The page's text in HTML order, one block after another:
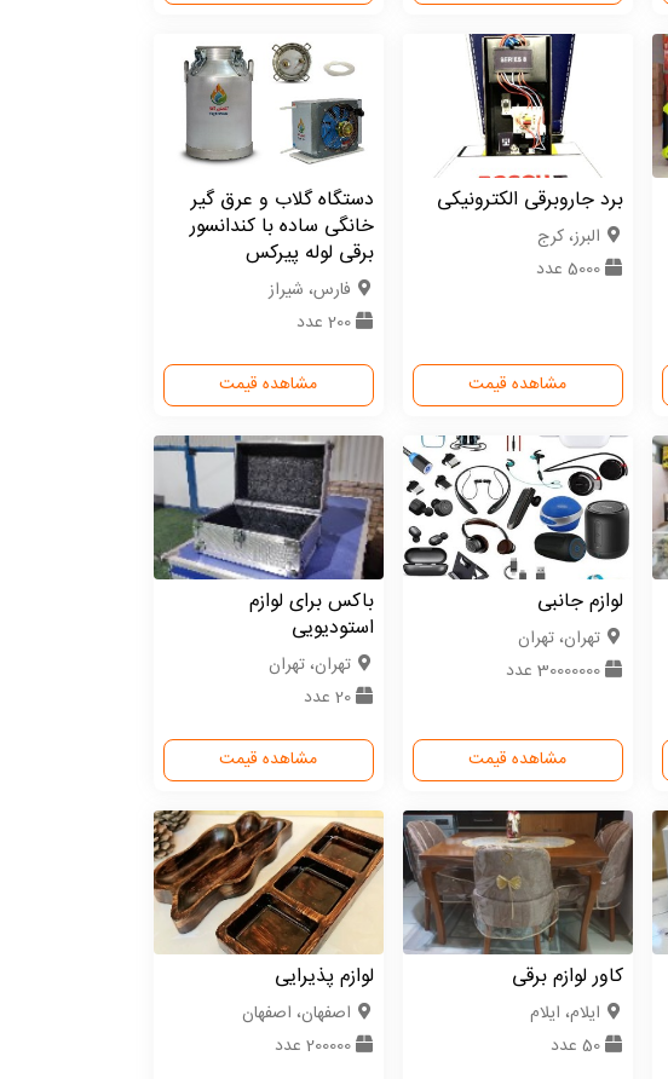
برد جاروبرقی الکترونیکی
البرز، کرج
5000 عدد
مشاهده قیمت
دستگاه گلاب و عرق گیر
خانگی ساده با کندانسور
برقی لوله پیرکس
فارس، شیراز
200 عدد
مشاهده قیمت
لوازم جانبی
تهران، تهران
30000000 عدد
مشاهده قیمت
باکس برای لوازم
استودیویی
تهران، تهران
20 عدد
مشاهده قیمت
کاور لوازم برقی
ایلام، ایلام
50 عدد
لوازم پذیرایی
اصفهان، اصفهان
200000 عدد